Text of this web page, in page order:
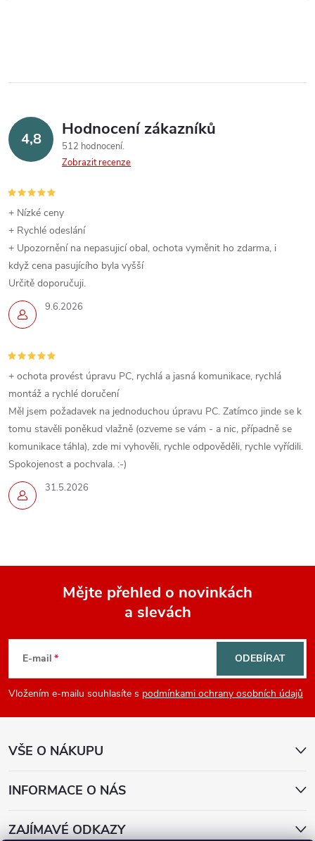
4,8 Hodnocení zákazníků
512 hodnocení
Zobrazit recenze
9.6.2026
+ Nízké ceny
+ Rychlé odeslání
+ Upozornění na nepasujicí obal, ochota vyměnit ho zdarma, i
když cena pasujícího byla vyšší
Určitě doporučuji.
31.5.2026
+ ochota provést úpravu PC, rychlá a jasná komunikace, rychlá
montáž a rychlé doručení
Měl jsem požadavek na jednoduchou úpravu PC. Zatímco jinde se k
tomu stavěli poněkud vlažně (ozveme se vám - a nic, případně se
komunikace táhla), zde mi vyhověli, rychle odpověděli, rychle vyřídili.
Spokojenost a pochvala. :-)
p
a
Mějte přehled o novinkách
a slevách
E-mail
Vložením e-mailu souhlasíte s podmínkami ochrany osobních údajů
ODEBÍRAT
VŠE O NÁKUPU
INFORMACE O NÁS
ZAJÍMAVÉ ODKAZY